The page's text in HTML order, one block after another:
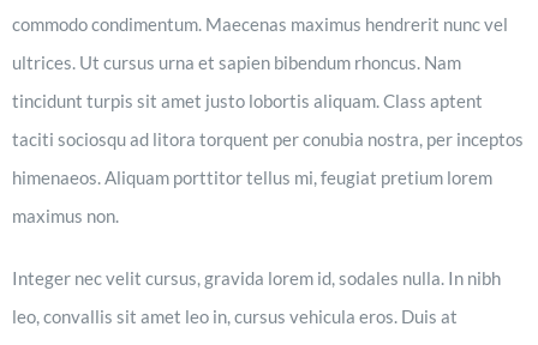
commodo condimentum. Maecenas maximus hendrerit nunc vel
ultrices. Ut cursus urna et sapien bibendum rhoncus. Nam
tincidunt turpis sit amet justo lobortis aliquam. Class aptent
taciti sociosqu ad litora torquent per conubia nostra, per inceptos
himenaeos. Aliquam porttitor tellus mi, feugiat pretium lorem
maximus non.
Integer nec velit cursus, gravida lorem id, sodales nulla. In nibh
leo, convallis sit amet leo in, cursus vehicula eros. Duis at